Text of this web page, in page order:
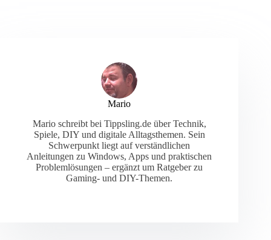
Mario
Mario schreibt bei Tippsling.de über Technik,
Spiele, DIY und digitale Alltagsthemen. Sein
Schwerpunkt liegt auf verständlichen
Anleitungen zu Windows, Apps und praktischen
Problemlösungen – ergänzt um Ratgeber zu
Gaming- und DIY-Themen.